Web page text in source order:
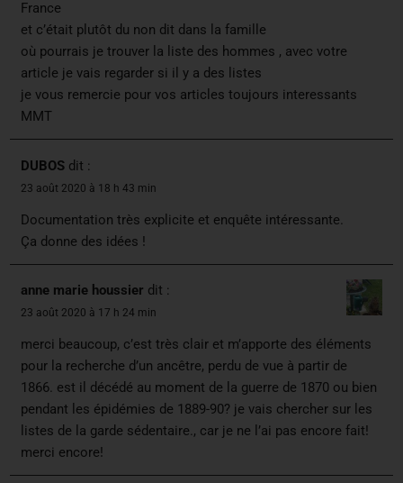
France
et c’était plutôt du non dit dans la famille
où pourrais je trouver la liste des hommes , avec votre
article je vais regarder si il y a des listes
je vous remercie pour vos articles toujours interessants
MMT
DUBOS dit :
23 août 2020 à 18 h 43 min
Documentation très explicite et enquête intéressante.
Ça donne des idées !
anne marie houssier dit :
23 août 2020 à 17 h 24 min
merci beaucoup, c’est très clair et m’apporte des éléments
pour la recherche d’un ancêtre, perdu de vue à partir de
1866. est il décédé au moment de la guerre de 1870 ou bien
pendant les épidémies de 1889-90? je vais chercher sur les
listes de la garde sédentaire., car je ne l’ai pas encore fait!
merci encore!